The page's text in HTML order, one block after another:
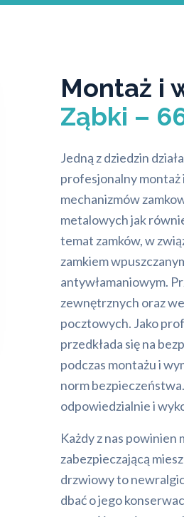
Montaż i
Ząbki –
Jedną z dziedzin
profesjonalny montaż
mechanizmów
metalowych jak
temat zamków, w
zamkiem
antywłamaniowym.
zewnętrznych oraz
pocztowych. Jako
przedkłada się na
podczas montażu i
norm
odpowiedzialnie i
Każdy z nas powinien
zabezpieczającą
drzwiowy to
dbać o jego